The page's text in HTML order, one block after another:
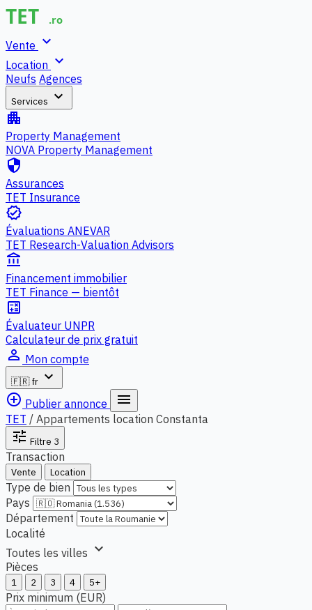
Vente expand_more
Location expand_more
Neufs Agences
Services expand_more
apartment
Property Management
NOVA Property Management
security
Assurances
TET Insurance
verified
Évaluations ANEVAR
TET Research-Valuation Advisors
account_balance
Financement immobilier
TET Finance — bientôt
calculate
Évaluateur UNPR
Calculateur de prix gratuit
person_outline Mon compte
🇫🇷 fr
expand_more
add_circle_outline Publier annonce menu
TET / Appartements location Constanta
tune Filtre 3
Transaction
Vente Location
Type de bien
Pays
Département
Localité
Toutes les villes expand_more
Pièces
1 2 3 4 5+
Prix minimum (EUR)